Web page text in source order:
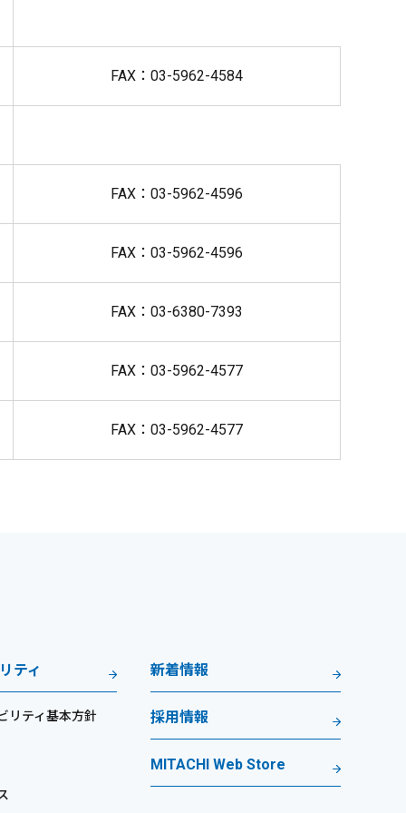
FAX：03-5962-4584
FAX：03-5962-4596
FAX：03-5962-4596
FAX：03-6380-7393
FAX：03-5962-4577
FAX：03-5962-4577
ティ
リティ基本方針
新着情報
採用情報
MITACHI Web Store